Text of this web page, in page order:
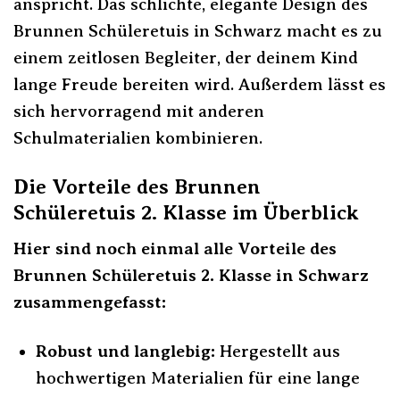
Brunnen Schüleretuis in Schwarz macht es zu
einem zeitlosen Begleiter, der deinem Kind
lange Freude bereiten wird. Außerdem lässt es
sich hervorragend mit anderen
Schulmaterialien kombinieren.
Die Vorteile des Brunnen
Schüleretuis 2. Klasse im Überblick
Hier sind noch einmal alle Vorteile des
Brunnen Schüleretuis 2. Klasse in Schwarz
zusammengefasst:
Robust und langlebig: Hergestellt aus
hochwertigen Materialien für eine lange